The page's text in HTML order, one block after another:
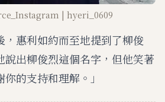
| hyeri_0609
，惠利如約而至地提到了柳俊
說出柳俊烈這個名字，但他笑著
的支持和理解。」